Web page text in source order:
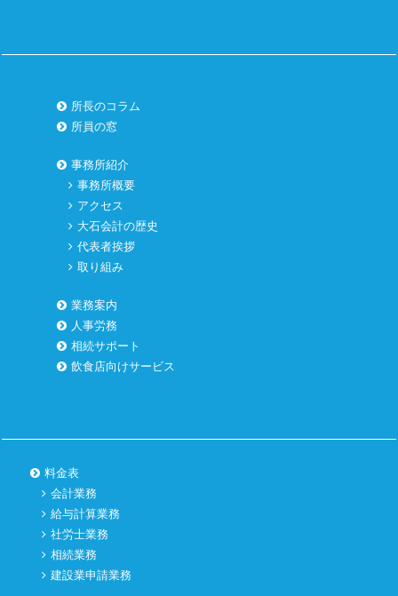
所長のコラム
所員の窓
事務所紹介
事務所概要
アクセス
大石会計の歴史
代表者挨拶
取り組み
業務案内
人事労務
相続サポート
飲食店向けサービス
料金表
会計業務
給与計算業務
社労士業務
相続業務
建設業申請業務